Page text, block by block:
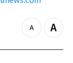
z
o
Z
o